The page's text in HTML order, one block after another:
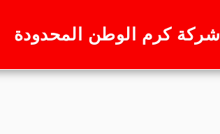
شركة كرم الوطن المحدودة